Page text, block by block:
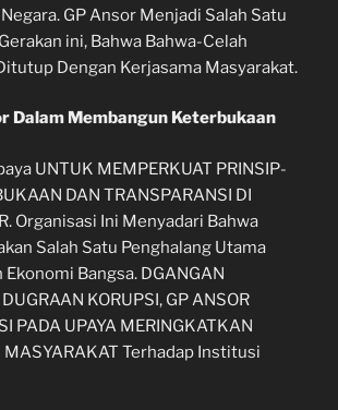
GP Ansor Menjadi Salah Satu
ini, Bahwa Bahwa-Celah
Dengan Kerjasama Masyarakat.
Dalam Membangun Keterbukaan
UNTUK MEMPERKUAT PRINSIP-
DAN TRANSPARANSI DI
Organisasi Ini Menyadari Bahwa
Salah Satu Penghalang Utama
Bangsa. DGANGAN
KORUPSI, GP ANSOR
PADA UPAYA MERINGKATKAN
MASYARAKAT Terhadap Institusi